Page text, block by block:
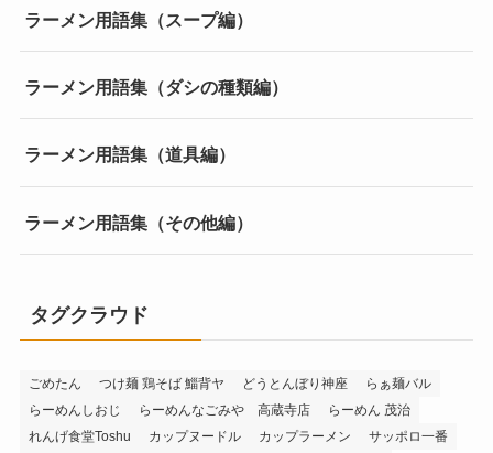
ラーメン用語集（スープ編）
ラーメン用語集（ダシの種類編）
ラーメン用語集（道具編）
ラーメン用語集（その他編）
タグクラウド
ごめたん つけ麺 鶏そば 鯔背ヤ どうとんぼり神座
らぁ麺バル
らーめんしおじ
らーめんなごみや 高蔵寺店
らーめん 茂治
れんげ食堂Toshu
カップヌードル カップラーメン
サッポロ一番